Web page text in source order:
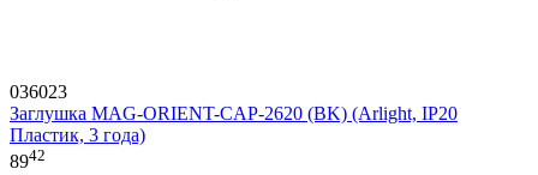
036023
Заглушка MAG-ORIENT-CAP-2620 (BK) (Arlight, IP20
Пластик, 3 года)
8942